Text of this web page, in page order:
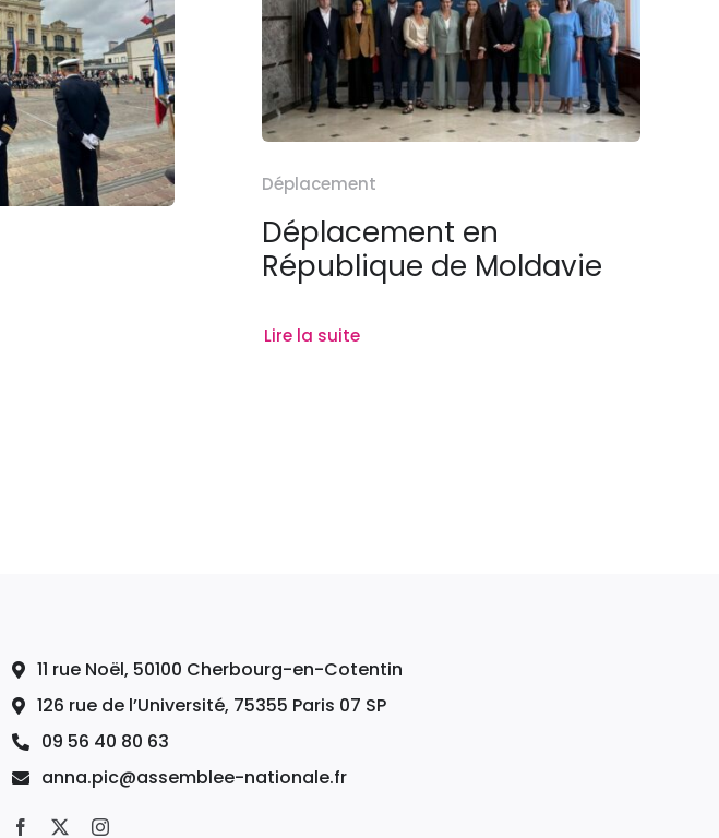
Déplacement
Déplacement en
République de Moldavie
Lire la suite
11 rue Noël, 50100 Cherbourg-en-Cotentin
126 rue de l’Université, 75355 Paris 07 SP
09 56 40 80 63
anna.pic@assemblee-nationale.fr